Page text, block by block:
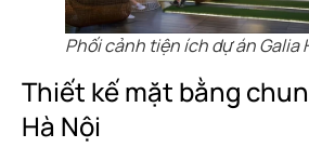
Phối cảnh tiện ích dự án Galia
Thiết kế mặt bằng
Hà Nội